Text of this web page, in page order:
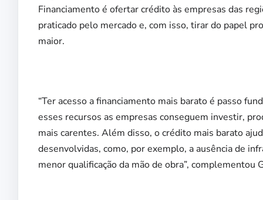
Financiamento é ofertar crédito às empresas das
praticado pelo mercado e, com isso, tirar do papel
maior.
“Ter acesso a financiamento mais barato é passo
esses recursos as empresas conseguem investir,
mais carentes. Além disso, o crédito mais barato
desenvolvidas, como, por exemplo, a ausência de
menor qualificação da mão de obra”, complementou